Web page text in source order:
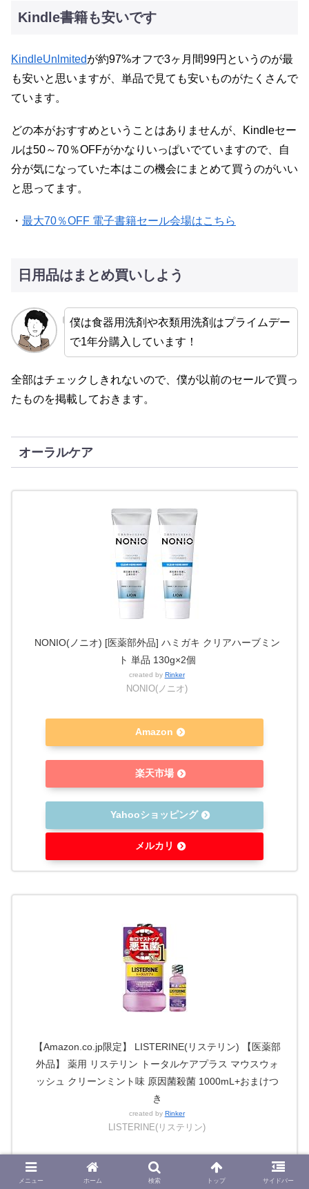
Kindle書籍も安いです
KindleUnlmitedが約97%オフで3ヶ月間99円というのが最
も安いと思いますが、単品で見ても安いものがたくさんで
ています。
どの本がおすすめということはありませんが、Kindleセー
ルは50～70％OFFがかなりいっぱいでていますので、自
分が気になっていた本はこの機会にまとめて買うのがいい
と思ってます。
・ 最大70％OFF 電子書籍セール会場はこちら
日用品はまとめ買いしよう
僕は食器用洗剤や衣類用洗剤はプライムデー
で1年分購入しています！
全部はチェックしきれないので、僕が以前のセールで買っ
たものを掲載しておきます。
オーラルケア
NONIO(ノニオ) [医薬部外品] ハミガキ クリアハーブミン
ト 単品 130g×2個
created by Rinker
NONIO(ノニオ)
Amazon
楽天市場
Yahooショッピング
メルカリ
【Amazon.co.jp限定】 LISTERINE(リステリン) 【医薬部
外品】 薬用 リステリン トータルケアプラス マウスウォ
ッシュ クリーンミント味 原因菌殺菌 1000mL+おまけつ
き
created by Rinker
LISTERINE(リステリン)
Amazon
メニュー ホーム 検索 トップ サイドバー